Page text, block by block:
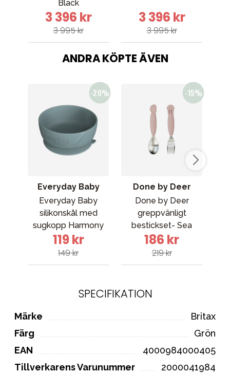
Black
3 396 kr
3 995 kr
3 396 kr
3 995 kr
ANDRA KÖPTE ÄVEN
Everyday Baby
Everyday Baby
silikonskål med
sugkopp Harmony
Green
119 kr
149 kr
Done by Deer
Done by Deer
greppvänligt
bestickset- Sea
friends Powder
186 kr
219 kr
SPECIFIKATION
Märke
Britax
Färg
Grön
EAN
4000984000405
Tillverkarens Varunummer
2000041984